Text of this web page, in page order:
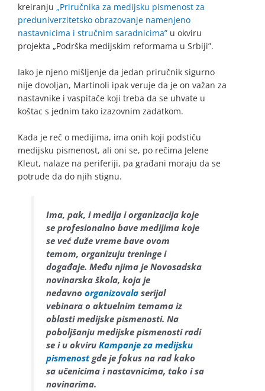
kreiranju „Priručnika za medijsku pismenost za
preduniverzitetsko obrazovanje namenjeno
nastavnicima i stručnim saradnicima” u okviru
projekta „Podrška medijskim reformama u Srbiji”.
Iako je njeno mišljenje da jedan priručnik sigurno
nije dovoljan, Martinoli ipak veruje da je on važan za
nastavnike i vaspitače koji treba da se uhvate u
koštac s jednim tako izazovnim zadatkom.
Kada je reč o medijima, ima onih koji podstiču
medijsku pismenost, ali oni se, po rečima Jelene
Kleut, nalaze na periferiji, pa građani moraju da se
potrude da do njih stignu.
Ima, pak, i medija i organizacija koje
se profesionalno bave medijima koje
se već duže vreme bave ovom
temom, organizuju treninge i
događaje. Među njima je Novosadska
novinarska škola, koja je
nedavno organizovalaserijal
vebinara o aktuelnim temama iz
oblasti medijske pismenosti. Na
poboljšanju medijske pismenosti radi
se i u okviruKampanje za medijsku
pismenostgde je fokus na rad kako
sa učenicima i nastavnicima, tako i sa
novinarima.